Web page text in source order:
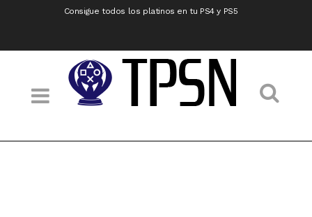
Consigue todos los platinos en tu PS4 y PS5